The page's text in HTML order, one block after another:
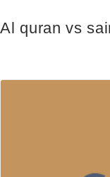
Al quran vs